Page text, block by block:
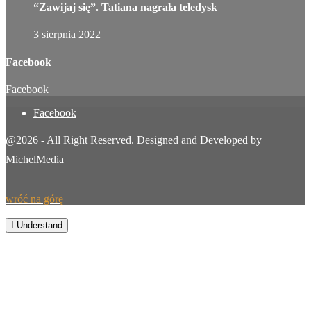
“Zawijaj się”. Tatiana nagrała teledysk
3 sierpnia 2022
Facebook
Facebook
Facebook
@2026 - All Right Reserved. Designed and Developed by
MichelMedia
wróć na górę
I Understand